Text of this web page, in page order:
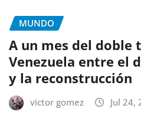
MUNDO
A un mes del doble
Venezuela entre el
y la reconstrucción
victor gomez Jul 24,